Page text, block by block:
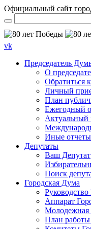
Официальный сайт
vk
Председатель
О
Обратиться
Личный
План
Ежегодный
Актуальный
Иные отчеты
Депутаты
Ваш Депутат
Поиск
Городская Дума
Аппарат
Молодежная
План